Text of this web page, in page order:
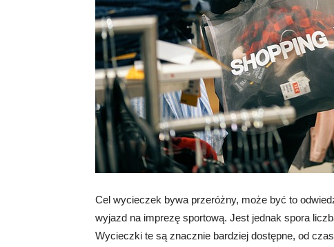
Cel wycieczek bywa przeróżny, może być to
wyjazd na imprezę sportową. Jest jednak spora
Wycieczki te są znacznie bardziej dostępne, od